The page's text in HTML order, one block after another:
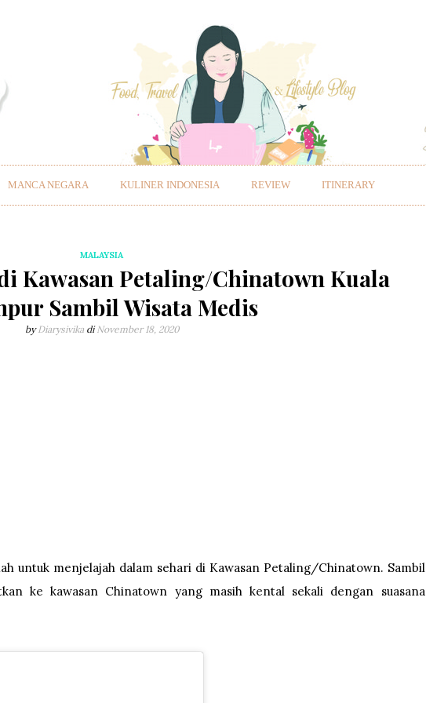
MANCA NEGARA KULINER INDONESIA REVIEW ITINERARY
MALAYSIA
Kawasan Petaling/Chinatown Kuala
Sambil Wisata Medis
by Diarysivika diNovember 18, 2020
untuk menjelajah dalam sehari di Kawasan Petaling/Chinatown. Sambil
ke kawasan Chinatown yang masih kental sekali dengan suasana